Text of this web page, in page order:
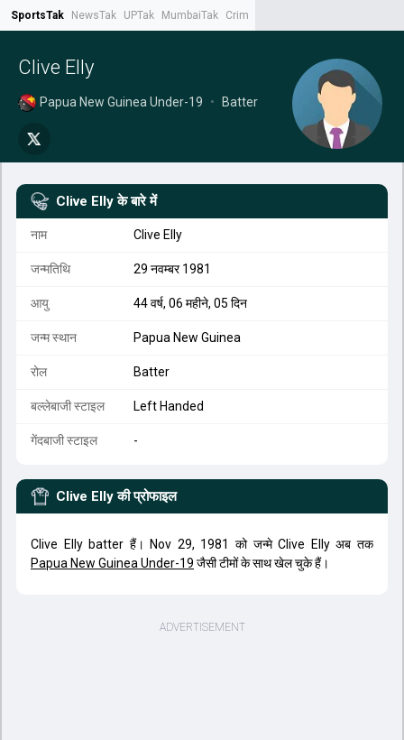
SportsTak NewsTak UPTak MumbaiTak CrimeTak
Clive Elly
Papua New Guinea Under-19 • Batter
Clive Elly के बारे में
नाम Clive Elly
जन्मतिथि 29 नवम्बर 1981
आयु 44 वर्ष, 06 महीने, 05 दिन
जन्म स्थान Papua New Guinea
रोल Batter
बल्लेबाजी स्टाइल Left Handed
गेंदबाजी स्टाइल -
Clive Elly की प्रोफाइल
Clive Elly batter हैं। Nov 29, 1981 को जन्मे Clive Elly अब तक
Papua New Guinea Under-19 जैसी टीमों के साथ खेल चुके हैं।